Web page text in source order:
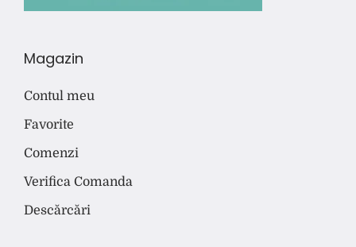
Magazin
Contul meu
Favorite
Comenzi
Verifica Comanda
Descărcări